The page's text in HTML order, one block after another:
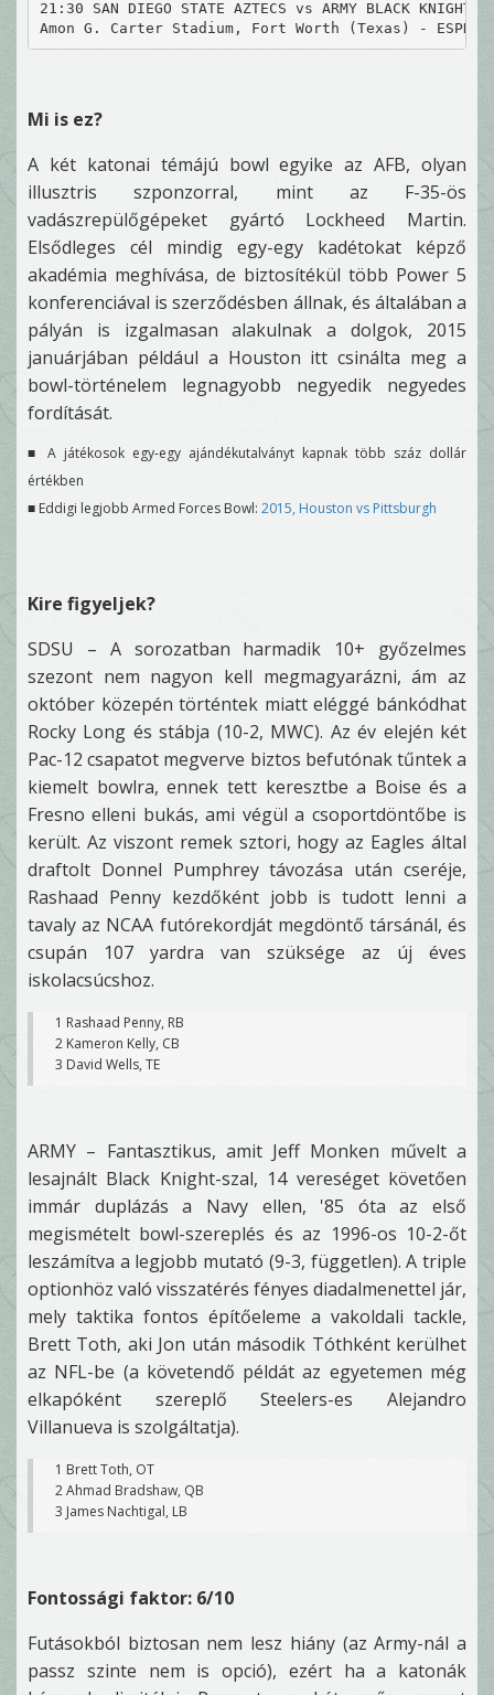
21:30 SAN DIEGO STATE AZTECS vs ARMY BLACK KNIGHTS
Amon G. Carter Stadium, Fort Worth (Texas) - ESPN
Mi is ez?
A két katonai témájú bowl egyike az AFB, olyan
illusztris szponzorral, mint az F-35-ös
vadászrepülőgépeket gyártó Lockheed Martin.
Elsődleges cél mindig egy-egy kadétokat képző
akadémia meghívása, de biztosítékül több Power 5
konferenciával is szerződésben állnak, és általában a
pályán is izgalmasan alakulnak a dolgok, 2015
januárjában például a Houston itt csinálta meg a
bowl-történelem legnagyobb negyedik negyedes
fordítását.
■ A játékosok egy-egy ajándékutalványt kapnak több száz dollár
értékben
■ Eddigi legjobb Armed Forces Bowl: 2015, Houston vs Pittsburgh
Kire figyeljek?
SDSU – A sorozatban harmadik 10+ győzelmes
szezont nem nagyon kell megmagyarázni, ám az
október közepén történtek miatt eléggé bánkódhat
Rocky Long és stábja (10-2, MWC). Az év elején két
Pac-12 csapatot megverve biztos befutónak tűntek a
kiemelt bowlra, ennek tett keresztbe a Boise és a
Fresno elleni bukás, ami végül a csoportdöntőbe is
került. Az viszont remek sztori, hogy az Eagles által
draftolt Donnel Pumphrey távozása után cseréje,
Rashaad Penny kezdőként jobb is tudott lenni a
tavaly az NCAA futórekordját megdöntő társánál, és
csupán 107 yardra van szüksége az új éves
iskolacsúcshoz.
1 Rashaad Penny, RB
2 Kameron Kelly, CB
3 David Wells, TE
ARMY – Fantasztikus, amit Jeff Monken művelt a
lesajnált Black Knight-szal, 14 vereséget követően
immár duplázás a Navy ellen, '85 óta az első
megismételt bowl-szereplés és az 1996-os 10-2-őt
leszámítva a legjobb mutató (9-3, független). A triple
optionhöz való visszatérés fényes diadalmenettel jár,
mely taktika fontos építőeleme a vakoldali tackle,
Brett Toth, aki Jon után második Tóthként kerülhet
az NFL-be (a követendő példát az egyetemen még
elkapóként szereplő Steelers-es Alejandro
Villanueva is szolgáltatja).
1 Brett Toth, OT
2 Ahmad Bradshaw, QB
3 James Nachtigal, LB
Fontossági faktor: 6/10
Futásokból biztosan nem lesz hiány (az Army-nál a
passz szinte nem is opció), ezért ha a katonák